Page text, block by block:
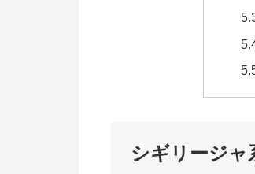
シギリージャ